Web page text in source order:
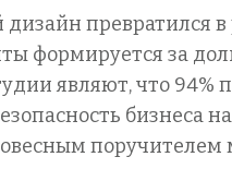
превратился
формируется за
являют, что
бизнеса